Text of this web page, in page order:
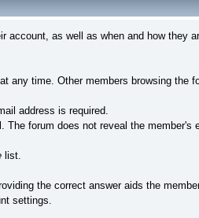
as well as when and how they
any time. Other members browsing the
address is required.
forum does not reveal the
list.
the correct answer aids the
settings.